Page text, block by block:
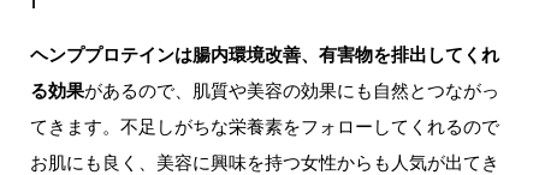
ヘンププロテインは腸内環境改善、有害物を排出してくれ
る効果があるので、肌質や美容の効果にも自然とつながっ
てきます。不足しがちな栄養素をフォローしてくれるので
お肌にも良く、美容に興味を持つ女性からも人気が出てき